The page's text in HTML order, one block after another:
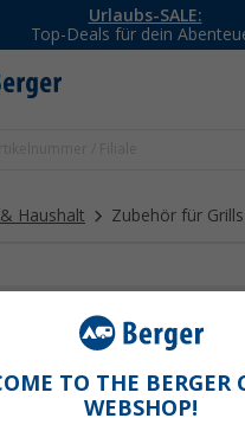
-20% auf Kleidung
Mit dem
Haushalt Zubehör für
GRILLS &
Zubehör für Grills &
und Schraubkartuschen,
TO THE BERGER
WEBSHOP!